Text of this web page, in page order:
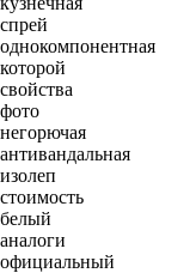
спрей
однокомпонентная
которой
свойства
фото
негорючая
антивандальная
изолеп
стоимость
белый
аналоги
официальный